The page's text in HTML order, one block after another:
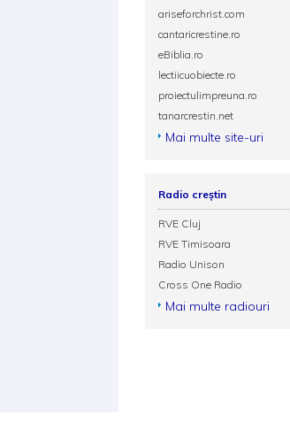
ariseforchrist.com
cantaricrestine.ro
eBiblia.ro
lectiicuobiecte.ro
proiectulimpreuna.ro
tanarcrestin.net
Mai multe site-uri
Radio creștin
RVE Cluj
RVE Timisoara
Radio Unison
Cross One Radio
Mai multe radiouri